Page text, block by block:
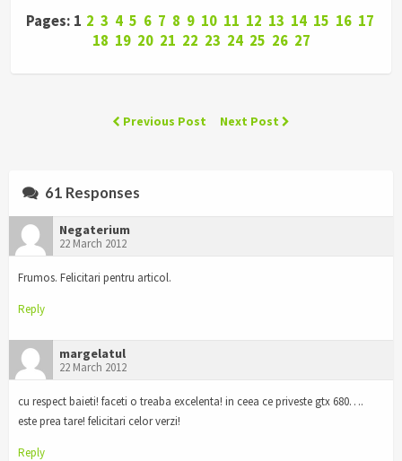
Pages: 1 2 3 4 5 6 7 8 9 10 11 12 13 14 15 16 17
18 19 20 21 22 23 24 25 26 27
Previous Post Next Post
61 Responses
Negaterium
22 March 2012
Frumos. Felicitari pentru articol.
Reply
margelatul
22 March 2012
cu respect baieti! faceti o treaba excelenta! in ceea ce priveste gtx 680….
este prea tare! felicitari celor verzi!
Reply